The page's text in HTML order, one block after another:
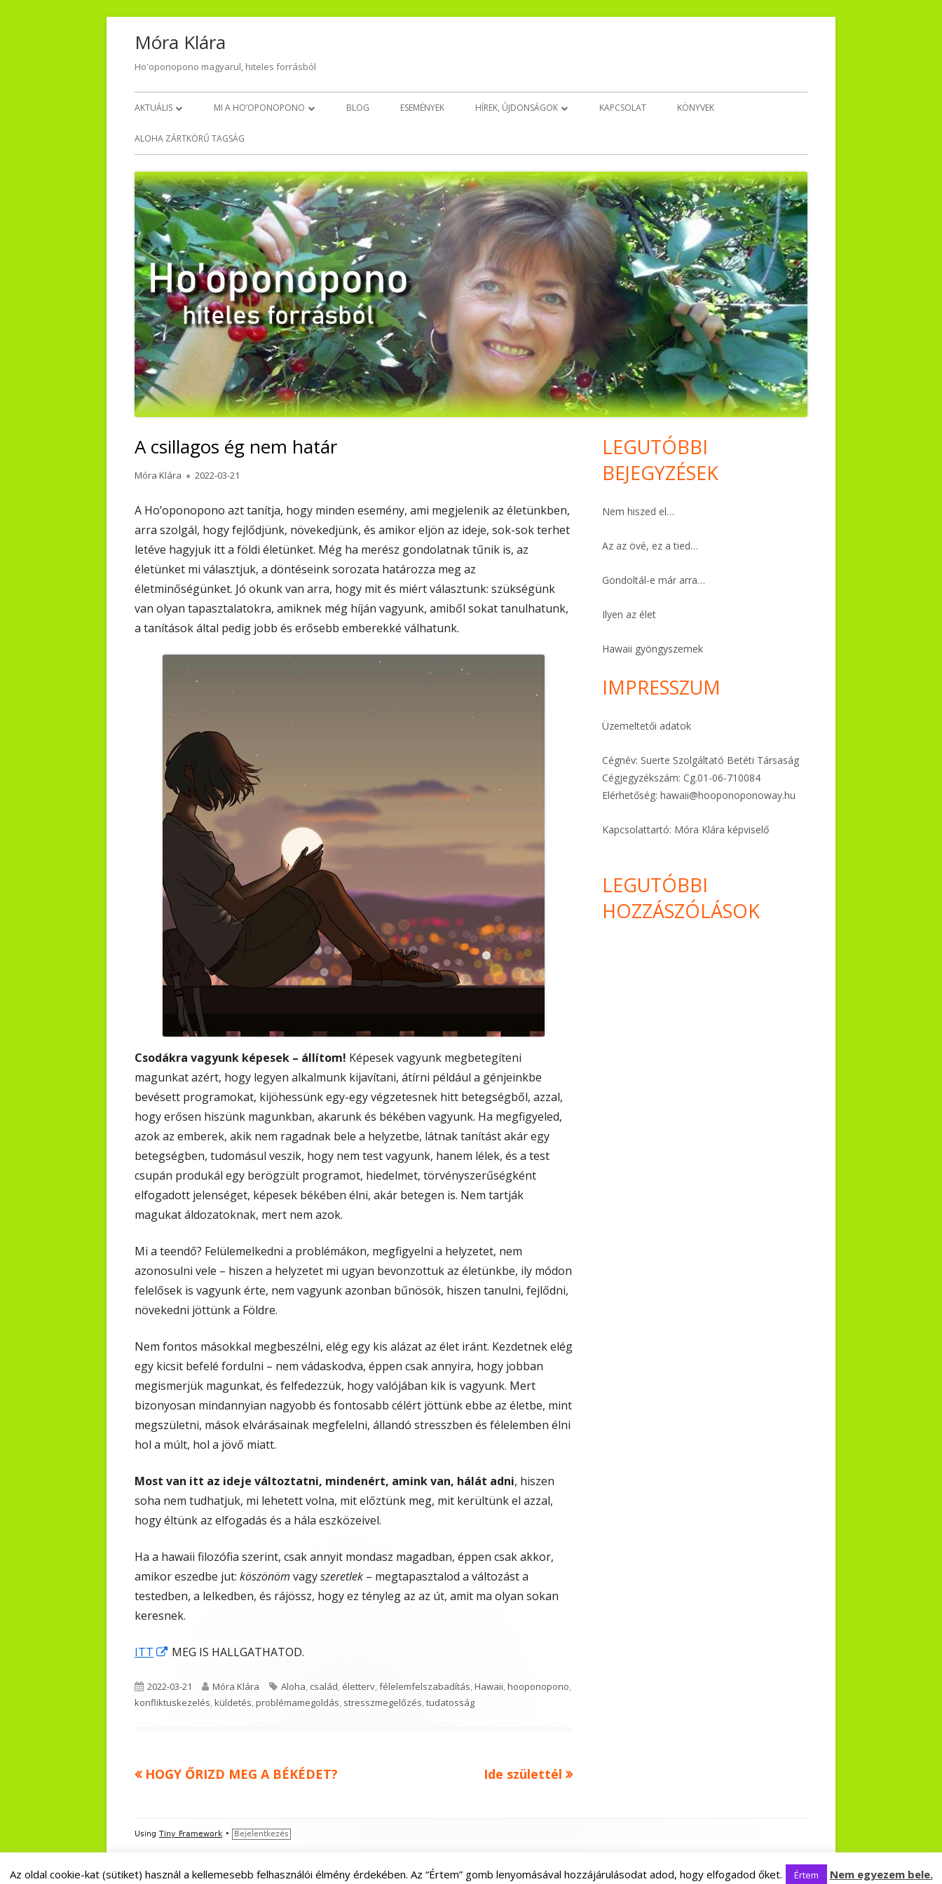
Móra Klára
Ho'oponopono magyarul, hiteles forrásból
Primary
Menu
AKTUÁLIS
NAPI HÁLA
MI A HO’OPONOPONO
VISSZAJELZÉSEK – TŐLETEK
BLOG ESEMÉNYEK HÍREK, ÚJDONSÁGOK
BELSŐ GYERMEK DÉDELGETŐ ÚJ!
ALUDJ JÓL!
EZT NYISD KI, HA…
EGÉSZSÉGEDRE!
ELENGEDÉS
HÁLA MINDENÉRT. KOMOLYAN.
FELEMELŐ
PÉNZTÁRCA
MEGBOCSÁTÁS
FÜGGÉSTŐL SZABADON
FÉLELEMOLDÓ HO’OPONOPONO
KAPCSOLAT KÖNYVEK
ALOHA ZÁRTKÖRŰ TAGSÁG
A csillagos ég nem határ
Author
Móra Klára
Published
2022-03-21
A Ho’oponopono azt tanítja, hogy minden esemény, ami megjelenik az életünkben,
arra szolgál, hogy fejlődjünk, növekedjünk, és amikor eljön az ideje, sok-sok terhet
letéve hagyjuk itt a földi életünket. Még ha merész gondolatnak tűnik is, az
életünket mi választjuk, a döntéseink sorozata határozza meg az
életminőségünket. Jó okunk van arra, hogy mit és miért választunk: szükségünk
van olyan tapasztalatokra, amiknek még híján vagyunk, amiből sokat tanulhatunk,
a tanítások által pedig jobb és erősebb emberekké válhatunk.
Csodákra vagyunk képesek – állítom! Képesek vagyunk megbetegíteni
magunkat azért, hogy legyen alkalmunk kijavítani, átírni például a génjeinkbe
bevésett programokat, kijöhessünk egy-egy végzetesnek hitt betegségből, azzal,
hogy erősen hiszünk magunkban, akarunk és békében vagyunk. Ha megfigyeled,
azok az emberek, akik nem ragadnak bele a helyzetbe, látnak tanítást akár egy
betegségben, tudomásul veszik, hogy nem test vagyunk, hanem lélek, és a test
csupán produkál egy berögzült programot, hiedelmet, törvényszerűségként
elfogadott jelenséget, képesek békében élni, akár betegen is. Nem tartják
magukat áldozatoknak, mert nem azok.
Mi a teendő? Felülemelkedni a problémákon, megfigyelni a helyzetet, nem
azonosulni vele – hiszen a helyzetet mi ugyan bevonzottuk az életünkbe, ily módon
felelősek is vagyunk érte, nem vagyunk azonban bűnösök, hiszen tanulni, fejlődni,
növekedni jöttünk a Földre.
Nem fontos másokkal megbeszélni, elég egy kis alázat az élet iránt. Kezdetnek elég
egy kicsit befelé fordulni – nem vádaskodva, éppen csak annyira, hogy jobban
megismerjük magunkat, és felfedezzük, hogy valójában kik is vagyunk. Mert
bizonyosan mindannyian nagyobb és fontosabb célért jöttünk ebbe az életbe, mint
megszületni, mások elvárásainak megfelelni, állandó stresszben és félelemben élni
hol a múlt, hol a jövő miatt.
Most van itt az ideje változtatni, mindenért, amink van, hálát adni, hiszen
soha nem tudhatjuk, mi lehetett volna, mit előztünk meg, mit kerültünk el azzal,
hogy éltünk az elfogadás és a hála eszközeivel.
Ha a hawaii filozófia szerint, csak annyit mondasz magadban, éppen csak akkor,
amikor eszedbe jut: köszönöm vagyszeretlek – megtapasztalod a változást a
testedben, a lelkedben, és rájössz, hogy ez tényleg az az út, amit ma olyan sokan
keresnek.
ITT
Opens
a
new
MEG IS HALLGATHATOD.
Published
on
2022-03-21 Author
Móra Klára Tags
Aloha, család, életterv,félelemfelszabadítás,Hawaii,hooponopono,
konfliktuskezelés,küldetés,problémamegoldás, stresszmegelőzés,tudatosság
Bejegyzés
Previous
HOGY ŐRIZD MEG A BÉKÉDET?
Next
Ide születtél
Main
Sidebar
LEGUTÓBBI
BEJEGYZÉSEK
Nem hiszed el…
Az az övé, ez a tied…
Gondoltál-e már arra…
Ilyen az élet
Hawaii gyöngyszemek
IMPRESSZUM
Üzemeltetői adatok
Cégnév: Suerte Szolgáltató Betéti Társaság
Cégjegyzékszám: Cg.01-06-710084
Elérhetőség:hawaii@hooponoponoway.hu
Kapcsolattartó: Móra Klára képviselő
LEGUTÓBBI
HOZZÁSZÓLÁSOK
Footer
Using Tiny Framework • Bejelentkezés
Az oldal cookie-kat (sütiket) használ a kellemesebb felhasználói élmény érdekében. Az “Értem” gomb lenyomásával hozzájárulásodat adod, hogy elfogadod őket. Értem Nem egyezem bele.